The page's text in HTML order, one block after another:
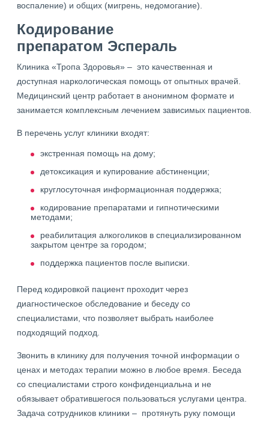
воспаление) и общих (мигрень, недомогание).
Кодирование
препаратом Эспераль
Клиника «Тропа Здоровья» – это качественная и
доступная наркологическая помощь от опытных врачей.
Медицинский центр работает в анонимном формате и
занимается комплексным лечением зависимых пациентов.
В перечень услуг клиники входят:
экстренная помощь на дому;
детоксикация и купирование абстиненции;
круглосуточная информационная поддержка;
кодирование препаратами и гипнотическими
методами;
реабилитация алкоголиков в специализированном
закрытом центре за городом;
поддержка пациентов после выписки.
Перед кодировкой пациент проходит через
диагностическое обследование и беседу со
специалистами, что позволяет выбрать наиболее
подходящий подход.
Звонить в клинику для получения точной информации о
ценах и методах терапии можно в любое время. Беседа
со специалистами строго конфиденциальна и не
обязывает обратившегося пользоваться услугами центра.
Задача сотрудников клиники – протянуть руку помощи